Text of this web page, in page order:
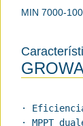
MIN 7000-
·
· MPPT